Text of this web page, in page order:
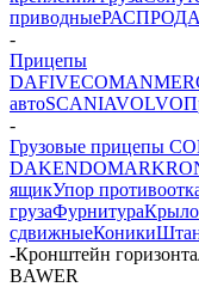
приводные
-
Прицепы
DAFIVECOMAN
автоSCANIAVOLVO
-
Грузовые прицепы
DAKENDOMAR
ящикУпор
грузаФурнитура
сдвижныеКоники
-Кронштейн
BAWER